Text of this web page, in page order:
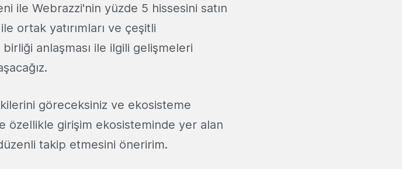
ile Webrazzi'nin yüzde 5 hissesini satın
ile ortak yatırımları ve çeşitli
anlaşması ile ilgili gelişmeleri
göreceksiniz ve ekosisteme
özellikle girişim ekosisteminde yer alan
takip etmesini öneririm.